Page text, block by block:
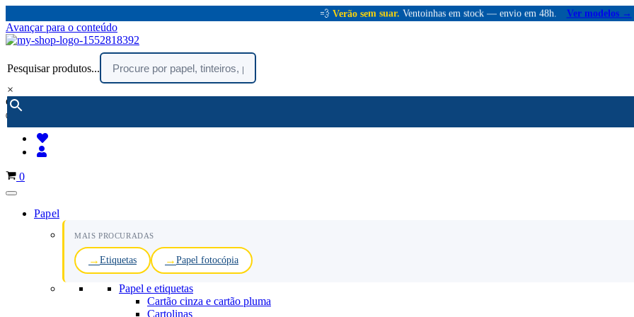
💨 Verão sem suar. Ventoinhas em stock — envio em 48h. Ver modelos →
Avançar para o conteúdo
Pesquisar produtos...
×
encomendar por telefone :
(chamada rede fixa nacional)
Carrinho
0
Papel
MAIS PROCURADAS
Etiquetas Papel fotocópia
Papel e etiquetas
Cartão cinza e cartão pluma
Cartolinas